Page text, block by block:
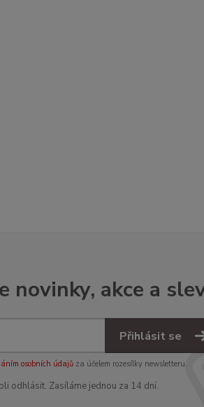
novinky, akce a
Přihlásit se
osobních údajůza účelem rozesílky newsletteru.
odhlásit. Zasíláme jednou za 14 dní.